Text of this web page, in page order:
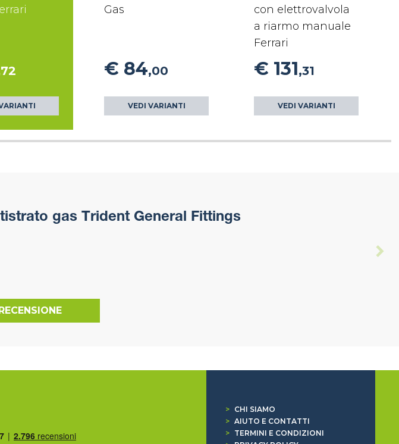
Gas
€ 84,00
VEDI VARIANTI
con elettrovalvola
a riarmo manuale
Ferrari
€ 131,31
VEDI VARIANTI
gas Trident General Fittings
>
CHI SIAMO
> AIUTO E CONTATTI
>
TERMINI E CONDIZIONI